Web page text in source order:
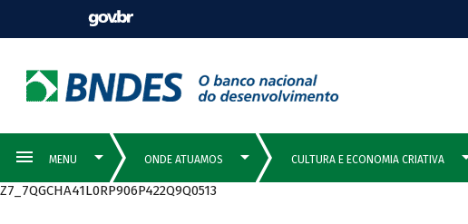
Z7_7QGCHA41L0RP906P422Q9Q0513